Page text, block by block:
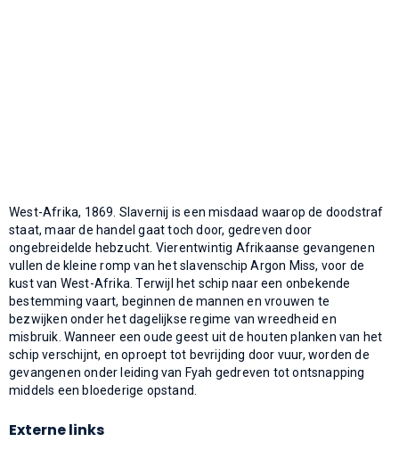
West-Afrika, 1869. Slavernij is een misdaad waarop de doodstraf
staat, maar de handel gaat toch door, gedreven door
ongebreidelde hebzucht. Vierentwintig Afrikaanse gevangenen
vullen de kleine romp van het slavenschip Argon Miss, voor de
kust van West-Afrika. Terwijl het schip naar een onbekende
bestemming vaart, beginnen de mannen en vrouwen te
bezwijken onder het dagelijkse regime van wreedheid en
misbruik. Wanneer een oude geest uit de houten planken van het
schip verschijnt, en oproept tot bevrijding door vuur, worden de
gevangenen onder leiding van Fyah gedreven tot ontsnapping
middels een bloederige opstand.
Externe links